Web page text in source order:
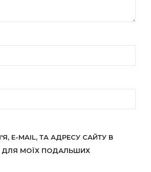
E-MAIL, ТА АДРЕСУ САЙТУ В
ДЛЯ МОЇХ ПОДАЛЬШИХ